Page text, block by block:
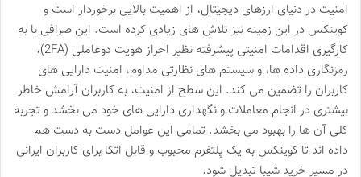
امنیت در دنیای ارزهای دیجیتال، از اهمیت بالایی برخوردار است و
کوینکس در این زمینه نیز تلاش های زیادی کرده است. این صرافی با به
کارگیری اقدامات امنیتی پیشرفته نظیر احراز هویت دوعاملی (2FA)،
رمزنگاری داده ها، و سیستم های نظارتی مداوم، امنیت دارایی های
کاربران را تضمین می کند. این سطح از امنیت، به کاربران آرامش خاطر
بیشتری در انجام معاملات و نگهداری دارایی های خود می بخشد و تجربه
کلی آن ها را بهبود می بخشد. تمامی این عوامل دست به دست هم
داده اند تا کوینکس به یک پلتفرم محبوب و قابل اتکا برای کاربران ایرانی
در مسیر خرید شیبا تبدیل شود.